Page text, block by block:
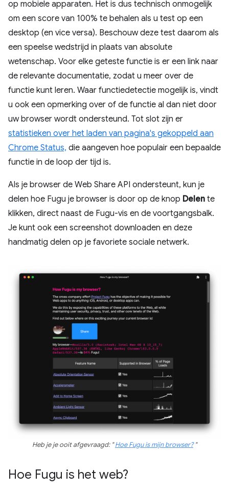
op mobiele apparaten. Het is dus technisch onmogelijk
om een ​​score van 100% te behalen als u test op een
desktop (en vice versa). Beschouw deze test daarom als
een speelse wedstrijd in plaats van absolute
wetenschap. Voor elke geteste functie is er een link naar
de relevante documentatie, zodat u meer over de
functie kunt leren. Waar functiedetectie mogelijk is, vindt
u ook een opmerking over of de functie al dan niet door
uw browser wordt ondersteund. Tot slot zijn er
statistieken over het laden van pagina's gekoppeld aan
Chrome Status, die aangeven hoe populair een bepaalde
functie in de loop der tijd is.
Als je browser de Web Share API ondersteunt, kun je
delen hoe Fugu je browser is door op de knop Delen te
klikken, direct naast de Fugu-vis en de voortgangsbalk.
Je kunt ook een screenshot downloaden en deze
handmatig delen op je favoriete sociale netwerk.
Heb je je ooit afgevraagd: "Hoe Fugu is mijn browser?"
Hoe Fugu is het web?